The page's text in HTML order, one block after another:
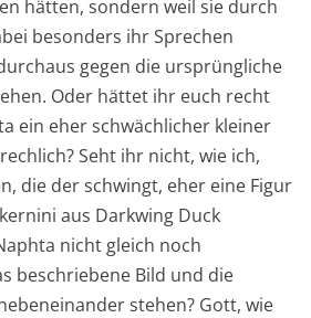
hätten, sondern weil sie durch
besonders ihr Sprechen
gegen die ursprüngliche
Oder hättet ihr euch recht
ein eher schwächlicher kleiner
Seht ihr nicht, wie ich,
die der schwingt, eher eine Figur
aus Darkwing Duck
nicht gleich noch
beschriebene Bild und die
stehen? Gott, wie